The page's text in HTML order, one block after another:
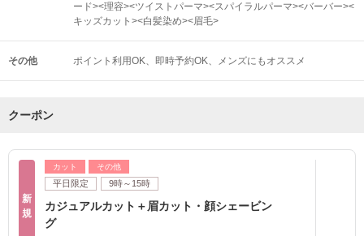
ード><理容><ツイストパーマ><スパイラルパーマ><バーバー><
キッズカット><白髪染め><眉毛>
その他 ポイント利用OK 即時予約OK メンズにもオススメ
クーポン
新
規
カット その他
平日限定 9時～15時
カジュアルカット＋眉カット・顔シェービン
グ